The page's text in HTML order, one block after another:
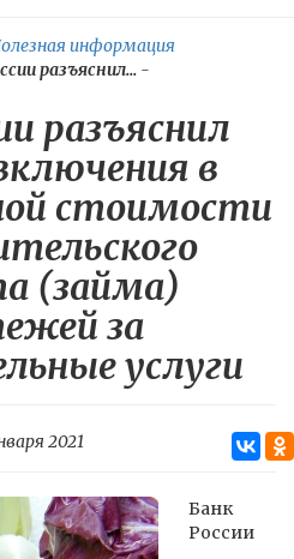
информация
разъяснил... -
разъяснил
в
стоимости
(займа)
за
услуги
2021
Банк
России